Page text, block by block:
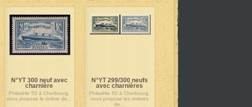
N°YT 300 neuf avec
charnière
Philatélie 50 à Cherbourg,
vous propose le timbre de...
N°YT 299/300 neufs
avec charnières
Philatélie 50 à Cherbourg,
vous propose les timbres
de...